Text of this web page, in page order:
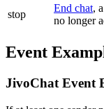
stop
End chat,
no longer
Event
JivoChat Event